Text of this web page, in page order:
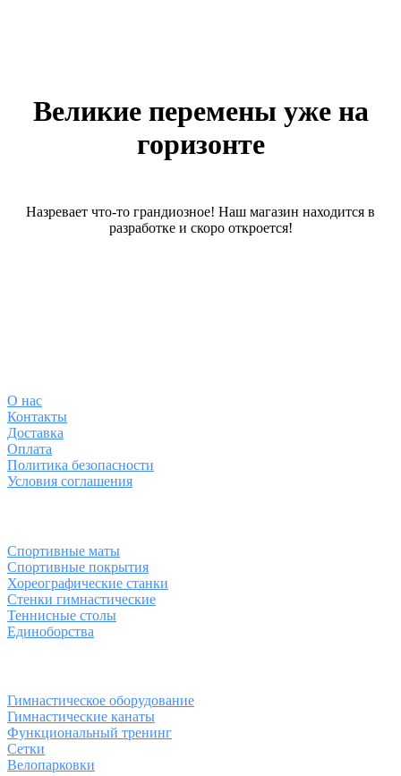
Великие перемены уже на
горизонте
Назревает что-то грандиозное! Наш магазин находится в
разработке и скоро откроется!
О нас
Контакты
Доставка
Оплата
Политика безопасности
Условия соглашения
Спортивные маты
Спортивные покрытия
Хореографические станки
Стенки гимнастические
Теннисные столы
Единоборства
Гимнастическое оборудование
Гимнастические канаты
Функциональный тренинг
Сетки
Велопарковки